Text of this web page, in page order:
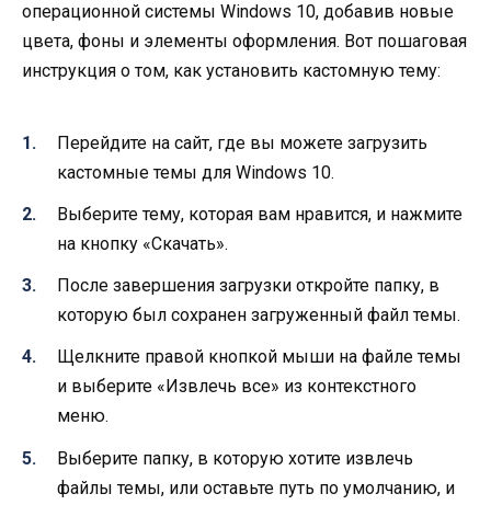
операционной системы Windows 10, добавив новые
цвета, фоны и элементы оформления. Вот пошаговая
инструкция о том, как установить кастомную тему:
Перейдите на сайт, где вы можете загрузить
кастомные темы для Windows 10.
Выберите тему, которая вам нравится, и нажмите
на кнопку «Скачать».
После завершения загрузки откройте папку, в
которую был сохранен загруженный файл темы.
Щелкните правой кнопкой мыши на файле темы
и выберите «Извлечь все» из контекстного
меню.
Выберите папку, в которую хотите извлечь
файлы темы, или оставьте путь по умолчанию, и